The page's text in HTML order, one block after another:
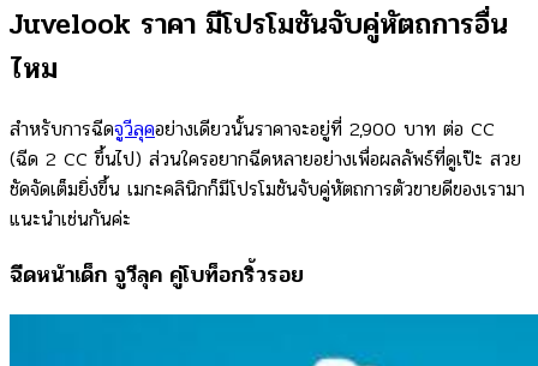
Juvelook ราคา มีโปรโมชันจับคู่หัตถการอื่น
ไหม
สำหรับการฉีดจูวีลุคอย่างเดียวนั้นราคาจะอยู่ที่ 2,900 บาท ต่อ CC
(ฉีด 2 CC ขึ้นไป) ส่วนใครอยากฉีดหลายอย่างเพื่อผลลัพธ์ที่ดูเป๊ะ สวย
ชัดจัดเต็มยิ่งขึ้น เมกะคลินิกก็มีโปรโมชันจับคู่หัตถการตัวขายดีของเรามา
แนะนำเช่นกันค่ะ
ฉีดหน้าเด็ก จูวีลุค คู่โบท็อกริ้วรอย